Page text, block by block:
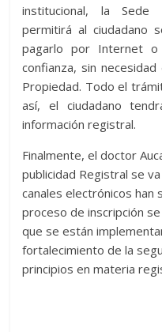
institucional, la Sede
permitirá al ciudadano
pagarlo por Internet
confianza, sin
Propiedad. Todo el
así, el ciudadano
información registral.
Finalmente, el doctor
publicidad Registral se
canales electrónicos han
proceso de inscripción
que se están
fortalecimiento de la
principios en materia